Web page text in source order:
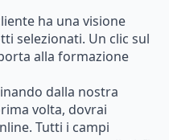
ha una visione
selezionati. Un clic sul
alla formazione
dalla nostra
volta, dovrai
Tutti i campi